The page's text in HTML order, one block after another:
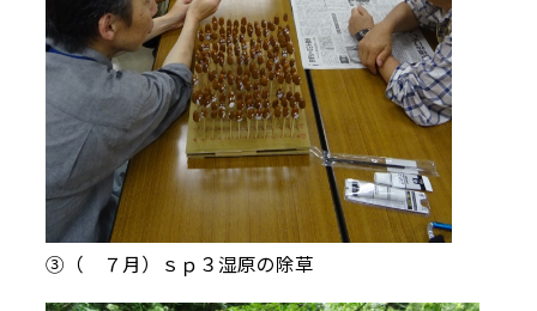
③（ ７月）ｓｐ３湿原の除草